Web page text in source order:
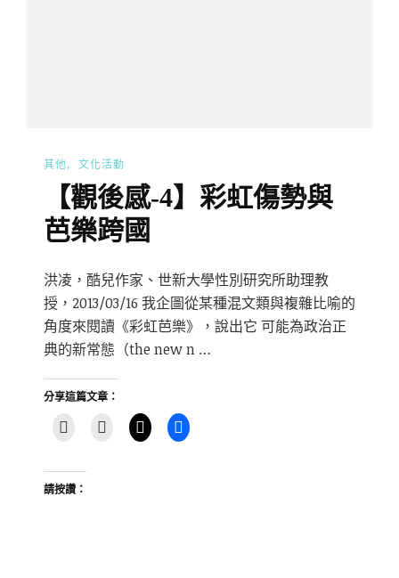
其他 文化活動
【觀後感-4】彩虹傷勢與
芭樂跨國
洪凌，酷兒作家、世新大學性別研究所助理教
授，2013/03/16 我企圖從某種混文類與複雜比喻的
角度來閱讀《彩虹芭樂》，說出它 可能為政治正
典的新常態（the new n …
分享這篇文章：
請按讚：